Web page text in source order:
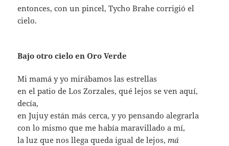
entonces, con un pincel, Tycho Brahe corrigió el
cielo.
Bajo otro cielo en Oro Verde
Mi mamá y yo mirábamos las estrellas
en el patio de Los Zorzales, qué lejos se ven aquí,
decía,
en Jujuy están más cerca, y yo pensando alegrarla
con lo mismo que me había maravillado a mí,
la luz que nos llega queda igual de lejos,má